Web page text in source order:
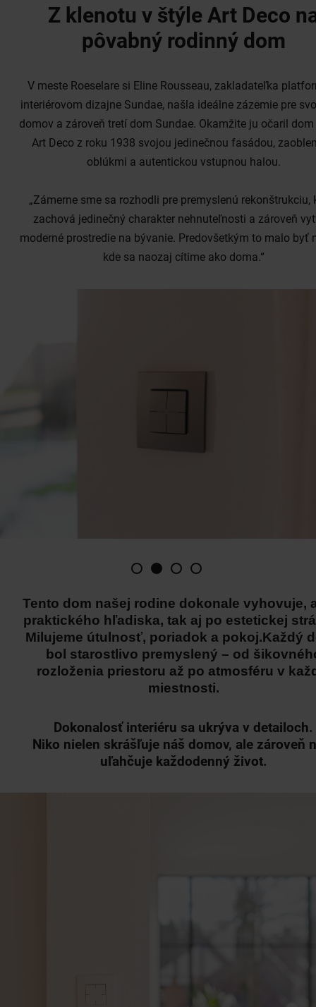
Z klenotu v štýle Art Deco
pôvabný rodinný dom
V meste Roeselare si Eline Rousseau, zakladateľka
interiérovom dizajne Sundae, našla ideálne zázemie pre
domov a zároveň tretí dom Sundae. Okamžite ju očaril
Art Deco z roku 1938 svojou jedinečnou fasádou,
oblúkmi a autentickou vstupnou halou.
„Zámerne sme sa rozhodli pre premyslenú rekonštrukciu,
zachová jedinečný charakter nehnuteľnosti a zároveň
moderné prostredie na bývanie. Predovšetkým to malo byť
kde sa naozaj cítime ako doma.“
Milujeme útulnosť, poriadok a pokoj.Každý
rozloženia priestoru až po atmosféru v
miestnosti.
Dokonalosť interiéru sa ukrýva v detailoch.
Niko nielen skrášľuje náš domov, ale zároveň
uľahčuje každodenný život.